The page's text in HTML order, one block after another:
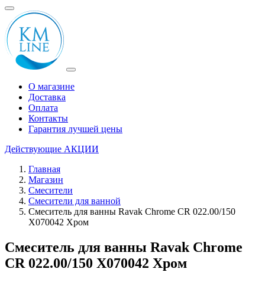
О магазине
Доставка
Оплата
Контакты
Гарантия лучшей цены
Действующие АКЦИИ
Главная
Магазин
Смесители
Смесители для ванной
Смеситель для ванны Ravak Chrome CR 022.00/150
X070042 Хром
Смеситель для ванны Ravak Chrome
CR 022.00/150 X070042 Хром